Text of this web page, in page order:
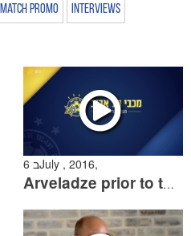
Match Promo Interviews
6 בJuly , 2016,
Arveladze prior to the second leg against Gorica